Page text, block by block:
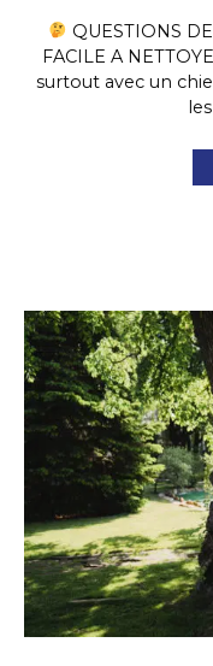
QUESTIONS
FACILE A
surtout avec un